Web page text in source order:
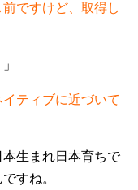
ですけど、取得し
ティブに近づいて
生まれ日本育ちで
すね。